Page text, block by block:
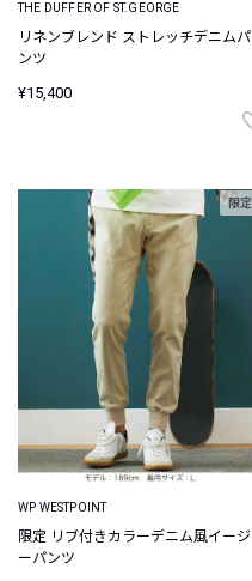
THE DUFFER OF ST.GEORGE
リネンブレンド ストレッチデニムパ
ンツ
¥15,400
限定
WP WESTPOINT
限定 リブ付きカラーデニム風イージ
ーパンツ